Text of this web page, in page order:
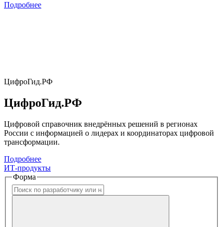
Подробнее
ЦифроГид.РФ
ЦифроГид.РФ
Цифровой справочник внедрённых решений в регионах
России с информацией о лидерах и координаторах цифровой
трансформации.
Подробнее
ИТ-продукты
Форма